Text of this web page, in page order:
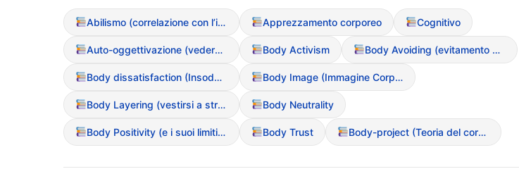
Abilismo (correlazione con l’immagine corporea) Apprezzamento corporeo Cognitivo
Auto-oggettivazione (vedersi come oggetto esterno) Body Activism Body Avoiding (evitamento dello specchio o del proprio corpo)
Body dissatisfaction (Insoddisfazione corporea) Body Image (Immagine Corporea)
Body Layering (vestirsi a strati per nascondere le forme) Body Neutrality
Body Positivity (e i suoi limiti nei DCA) Body Trust Body-project (Teoria del corpo come progetto)